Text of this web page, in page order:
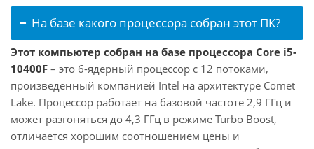
На базе какого процессора собран этот ПК?
Этот компьютер собран на базе процессора Core i5-
10400F – это 6-ядерный процессор с 12 потоками,
произведенный компанией Intel на архитектуре Comet
Lake. Процессор работает на базовой частоте 2,9 ГГц и
может разгоняться до 4,3 ГГц в режиме Turbo Boost,
отличается хорошим соотношением цены и